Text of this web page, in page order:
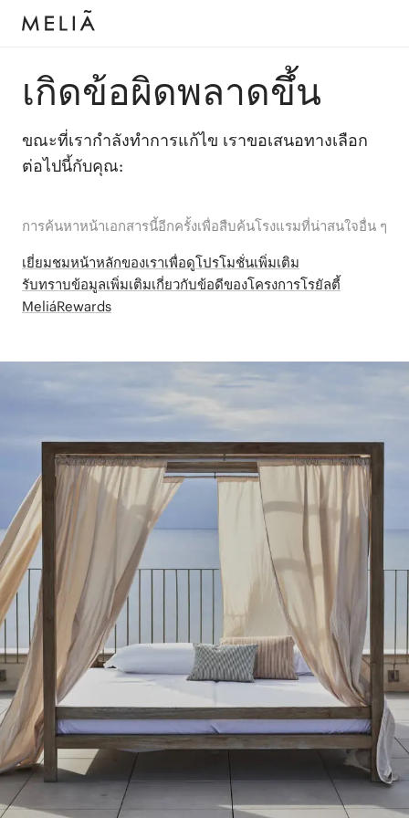
เกิดข้อผิดพลาดขึ้น
ขณะที่เรากำลังทำการแก้ไข เราขอเสนอทางเลือก
ต่อไปนี้กับคุณ:
การค้นหาหน้าเอกสารนี้อีกครั้งเพื่อสืบค้นโรงแรมที่น่าสนใจอื่น ๆ
เยี่ยมชมหน้าหลักของเราเพื่อดูโปรโมชั่นเพิ่มเติม
รับทราบข้อมูลเพิ่มเติมเกี่ยวกับข้อดีของโครงการโรยัลตี้
MeliáRewards